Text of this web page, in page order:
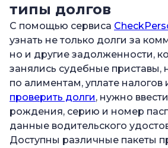
типы долгов
С помощью сервиса
узнать не только долги за
но и другие задолженности,
занялись судебные приставы,
по алиментам, уплате налогов
проверить долги, нужно
рождения, серию и номер
данные водительского
Доступны различные пакеты